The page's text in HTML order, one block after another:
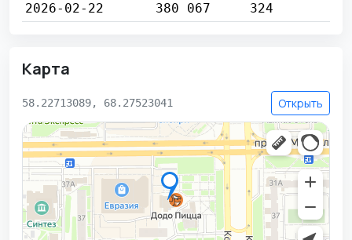
2026-02-22
380 067 324
Карта
58.22713089, 68.27523041 Открыть